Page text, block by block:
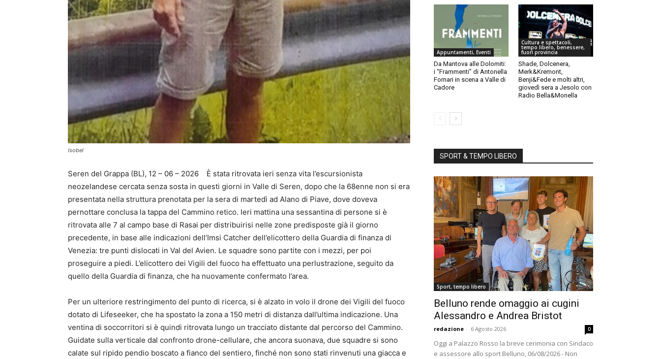
Isobel
Seren del Grappa (BL), 12 – 06 – 2026 È stata ritrovata ieri senza vita l’escursionista
neozelandese cercata senza sosta in questi giorni in Valle di Seren, dopo che la 68enne non si era
presentata nella struttura prenotata per la sera di martedì ad Alano di Piave, dove doveva
pernottare conclusa la tappa del Cammino retico. Ieri mattina una sessantina di persone si è
ritrovata alle 7 al campo base di Rasai per distribuirisi nelle zone predisposte già il giorno
precedente, in base alle indicazioni dell’Imsi Catcher dell’elicottero della Guardia di finanza di
Venezia: tre punti dislocati in Val del Avien. Le squadre sono partite con i mezzi, per poi
proseguire a piedi. L’elicottero dei Vigili del fuoco ha effettuato una perlustrazione, seguito da
quello della Guardia di finanza, che ha nuovamente confermato l’area.
Per un ulteriore restringimento del punto di ricerca, si è alzato in volo il drone dei Vigili del fuoco
dotato di Lifeseeker, che ha spostato la zona a 150 metri di distanza dall’ultima indicazione. Una
ventina di soccorritori si è quindi ritrovata lungo un tracciato distante dal percorso del Cammino.
Guidate sulla verticale dal confronto drone-cellulare, che ancora suonava, due squadre si sono
calate sul ripido pendio boscato a fianco del sentiero, finché non sono stati rinvenuti una giacca e
Appuntamenti, Eventi
Da Mantova alle Dolomiti:
i “Frammenti” di Antonella
Fornari in scena a Valle di
Cadore
Cultura e spettacoli,
tempo libero, benessere,
fuori provincia
Shade, Dolcenera,
Merk&Kremont,
Benji&Fede e molti altri,
giovedì sera a Jesolo con
Radio Bella&Monella
SPORT & TEMPO LIBERO
Sport, tempo libero
Belluno rende omaggio ai cugini
Alessandro e Andrea Bristot
redazione - 6 Agosto 2026 0
Oggi a Palazzo Rosso la breve cerimonia con Sindaco
e assessore allo sport Belluno, 06/08/2026 - Non